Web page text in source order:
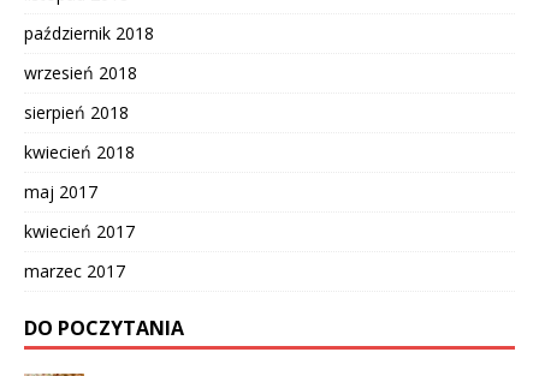
październik 2018
wrzesień 2018
sierpień 2018
kwiecień 2018
maj 2017
kwiecień 2017
marzec 2017
DO POCZYTANIA